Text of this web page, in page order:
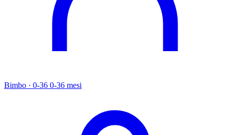
Bimbo · 0-36 0-36 mesi